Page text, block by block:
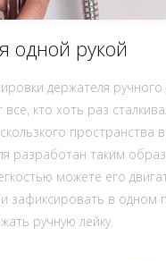
одной рукой
держателя ручного
кто хоть раз
пространства в
разработан таким
можете его
зафиксировать в одном
ручную лейку.